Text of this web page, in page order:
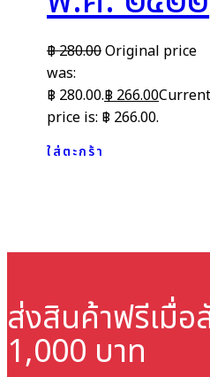
฿280.00Original price
was:
฿ 280.00.฿266.00Current
price is: ฿ 266.00.
ใส่ตะกร้า
ส่งสินค้าฟรีเมื่
1,000 บาท